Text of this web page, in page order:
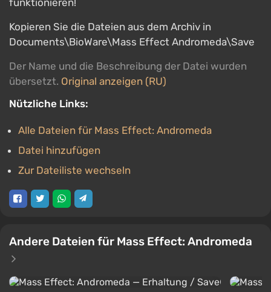
funktionieren!
Kopieren Sie die Dateien aus dem Archiv in
Documents\BioWare\Mass Effect Andromeda\Save
Der Name und die Beschreibung der Datei wurden
übersetzt. Original anzeigen (RU)
Nützliche Links:
Alle Dateien für Mass Effect: Andromeda
Datei hinzufügen
Zur Dateiliste wechseln
Andere Dateien für Mass Effect: Andromeda